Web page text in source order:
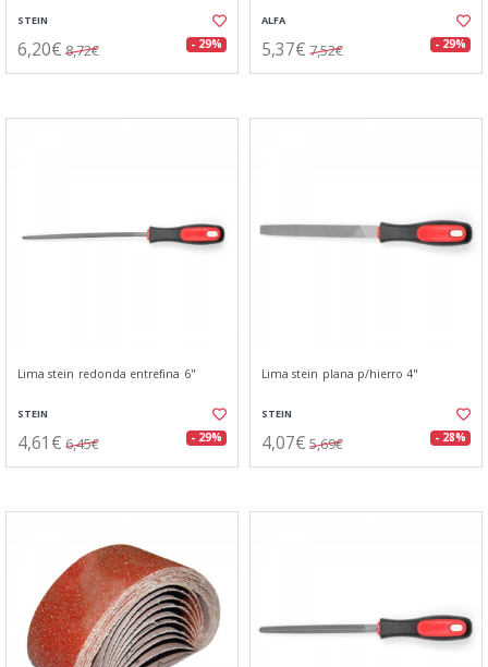
STEIN
6,20€ 8,72€ - 29%
ALFA
5,37€ 7,52€ - 29%
Lima stein redonda entrefina 6"
STEIN
4,61€ 6,45€ - 29%
Lima stein plana p/hierro 4"
STEIN
4,07€ 5,69€ - 28%